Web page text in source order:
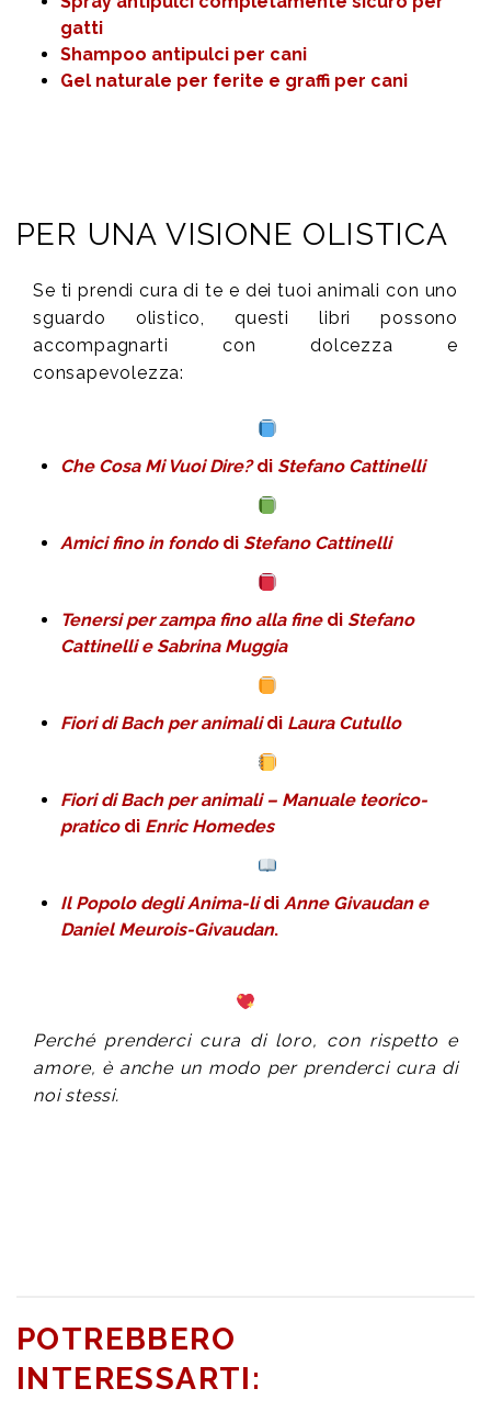
gatti
Shampoo antipulci per cani
Gel naturale per ferite e graffi per cani
PER UNA VISIONE OLISTICA
Se ti prendi cura di te e dei tuoi animali con uno
sguardo olistico, questi libri possono
accompagnarti con dolcezza e
consapevolezza:
Che Cosa Mi Vuoi Dire?di Stefano Cattinelli
Amici fino in fondodi Stefano Cattinelli
Tenersi per zampa fino alla finedi Stefano
Cattinelli e Sabrina Muggia
Fiori di Bach per animalidi Laura Cutullo
Fiori di Bach per animali – Manuale teorico-
praticodi Enric Homedes
Il Popolo degli Anima-lidi Anne Givaudan e
Daniel Meurois-Givaudan.
Perché prenderci cura di loro, con rispetto e
amore, è anche un modo per prenderci cura di
noi stessi.
POTREBBERO
INTERESSARTI: